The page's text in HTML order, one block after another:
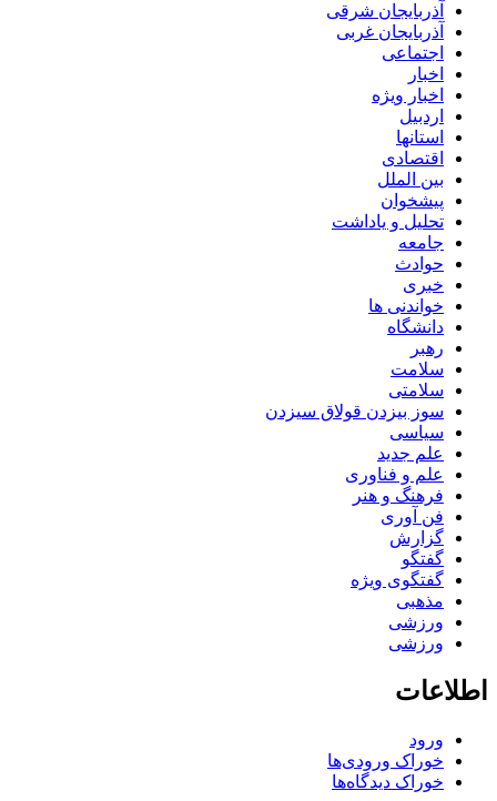
آذربایجان شرقی
آذربایجان غربی
اجتماعی
اخبار
اخبار ویژه
اردبیل
استانها
اقتصادی
بین الملل
پیشخوان
تحلیل و یاداشت
جامعه
حوادث
خبری
خواندنی ها
دانشگاه
رهبر
سلامت
سلامتی
سوز بیزدن قولاق سیزدن
سیاسی
علم جدید
علم و فناوری
فرهنگ و هنر
فن آوری
گزارش
گفتگو
گفتگوی ویژه
مذهبی
ورزشی
ورزشی
اطلاعات
ورود
خوراک ورودی‌ها
خوراک دیدگاه‌ها